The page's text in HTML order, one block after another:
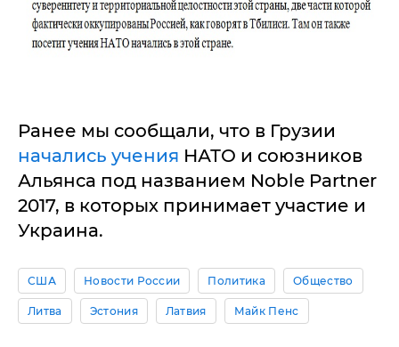
Ранее мы сообщали, что в Грузии
начались учения НАТО и союзников
Альянса под названием Noble Partner
2017, в которых принимает участие и
Украина.
США Новости России Политика Общество
Литва Эстония Латвия Майк Пенс